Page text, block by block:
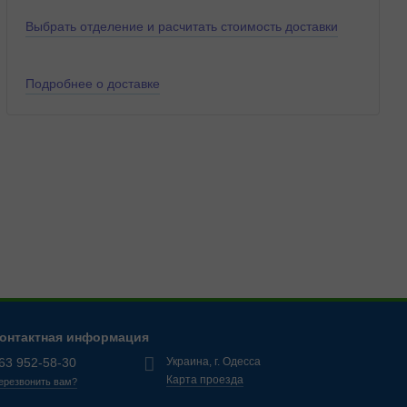
Выбрать отделение и расчитать стоимость доставки
Подробнее о доставке
информация
952-58-30
вам?
Украина, г. Одесса
Карта проезда